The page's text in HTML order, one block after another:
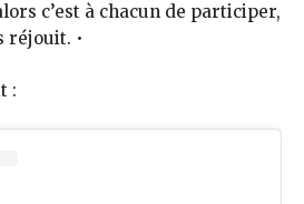
c’est à chacun de participer,
réjouit. •
: